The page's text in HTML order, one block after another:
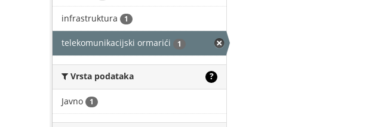
infrastruktura 1
telekomunikacijski ormarići 1
Vrsta podataka ?
Javno 1